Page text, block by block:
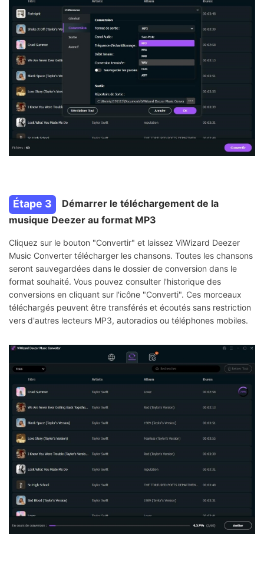
Étape 3
Démarrer le téléchargement de la
musique Deezer au format MP3
Cliquez sur le bouton "Convertir" et laissez ViWizard Deezer
Music Converter télécharger les chansons. Toutes les chansons
seront sauvegardées dans le dossier de conversion dans le
format souhaité. Vous pouvez consulter l'historique des
conversions en cliquant sur l'icône "Converti". Ces morceaux
téléchargés peuvent être transférés et écoutés sans restriction
vers d'autres lecteurs MP3, autoradios ou téléphones mobiles.